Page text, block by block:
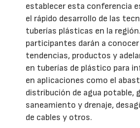
establecer esta conferencia
el rápido desarrollo de las
tuberías plásticas en la
participantes darán a
tendencias, productos y
en tuberías de plástico para
en aplicaciones como el
distribución de agua potable,
saneamiento y drenaje,
de cables y otros.